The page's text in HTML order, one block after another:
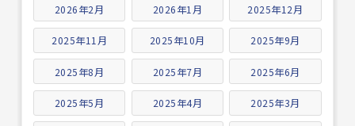
2026年2月 2026年1月 2025年12月
2025年11月 2025年10月 2025年9月
2025年8月 2025年7月 2025年6月
2025年5月 2025年4月 2025年3月